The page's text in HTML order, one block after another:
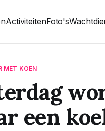
ActiviteitenFoto's
MET KOEN
een